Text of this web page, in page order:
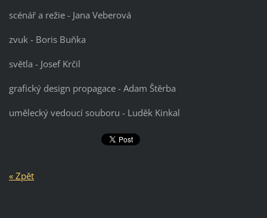
scénář a režie - Jana Veberová
zvuk - Boris Buňka
světla - Josef Krčil
grafický design propagace - Adam Štěrba
umělecký vedoucí souboru - Luděk Kinkal
« Zpět